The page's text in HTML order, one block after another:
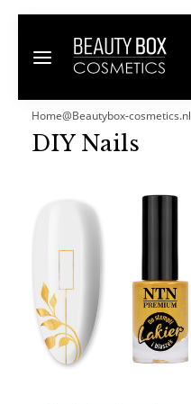
Home@Beautybox-cosmetics.nl
DIY Nails